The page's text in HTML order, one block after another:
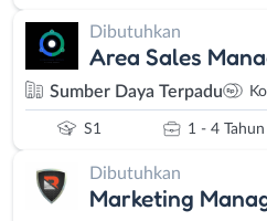
Dibutuhkan
Area Sales
Sumber Daya Terpadu
S1 1 - 4 Tahun
Dibutuhkan
Marketing